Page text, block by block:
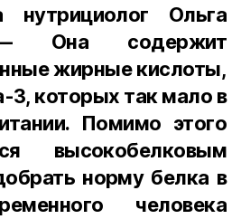
нутрициолог Ольга
Она содержит
жирные кислоты,
3, которых так мало в
Помимо этого
высокобелковым
норму белка в
человека